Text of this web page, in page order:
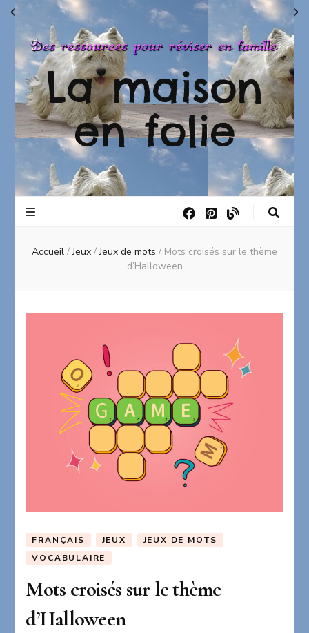
La maison
en folie
Accueil / Jeux / Jeux de mots / Mots croisés sur le thème
d’Halloween
FRANÇAIS JEUX
JEUX DE MOTS
VOCABULAIRE
Mots croisés sur le thème
d’Halloween